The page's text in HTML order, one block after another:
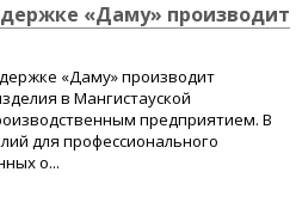
«Даму» производит
«Даму» производит
в Мангистауской
предприятием. В
для профессионального
о...